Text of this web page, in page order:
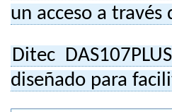
un acceso a
Ditec
diseñado para